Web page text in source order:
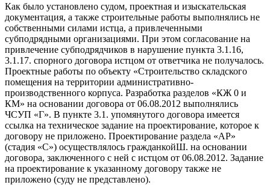
Как было установлено судом, проектная и изыскательская
документация, а также строительные работы выполнялись не
собственными силами истца, а привлеченными
субподрядными организациями. При этом согласование на
привлечение субподрядчиков в нарушение пункта 3.1.16,
3.1.17. спорного договора истцом от ответчика не получалось.
Проектные работы по объекту «Строительство складского
помещения на территории административно-
производственного корпуса. Разработка разделов «КЖ 0 и
КМ» на основании договора от 06.08.2012 выполнялись
ЧСУП «Г». В пункте 3.1. упомянутого договора имеется
ссылка на техническое задание на проектирование, которое к
договору не приложено. Проектирование раздела «АР»
(стадия «С») осуществлялось гражданкойШ. на основании
договора, заключенного с ней с истцом от 06.08.2012. Задание
на проектирование к указанному договору также не
приложено (суду не представлено).